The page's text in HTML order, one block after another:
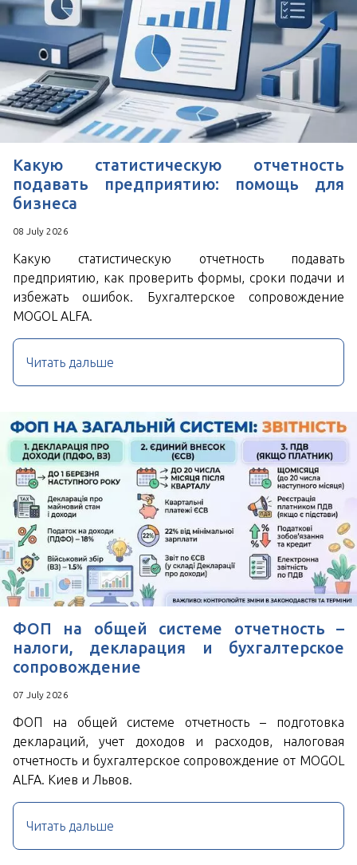
Поля, отмеченные знаком
обязательны к
заполнению
Нажимая кнопку Отправить Вы соглашаетесь с
Пользовательским соглашением
Какую статистическую отчетность
подавать предприятию: помощь для
бизнеса
08 July 2026
Какую статистическую отчетность подавать
предприятию, как проверить формы, сроки подачи и
избежать ошибок. Бухгалтерское сопровождение
MOGOL ALFA.
Читать дальше
ФОП на общей системе отчетность –
налоги, декларация и бухгалтерское
сопровождение
07 July 2026
ФОП на общей системе отчетность – подготовка
деклараций, учет доходов и расходов, налоговая
отчетность и бухгалтерское сопровождение от MOGOL
ALFA. Киев и Львов.
Читать дальше